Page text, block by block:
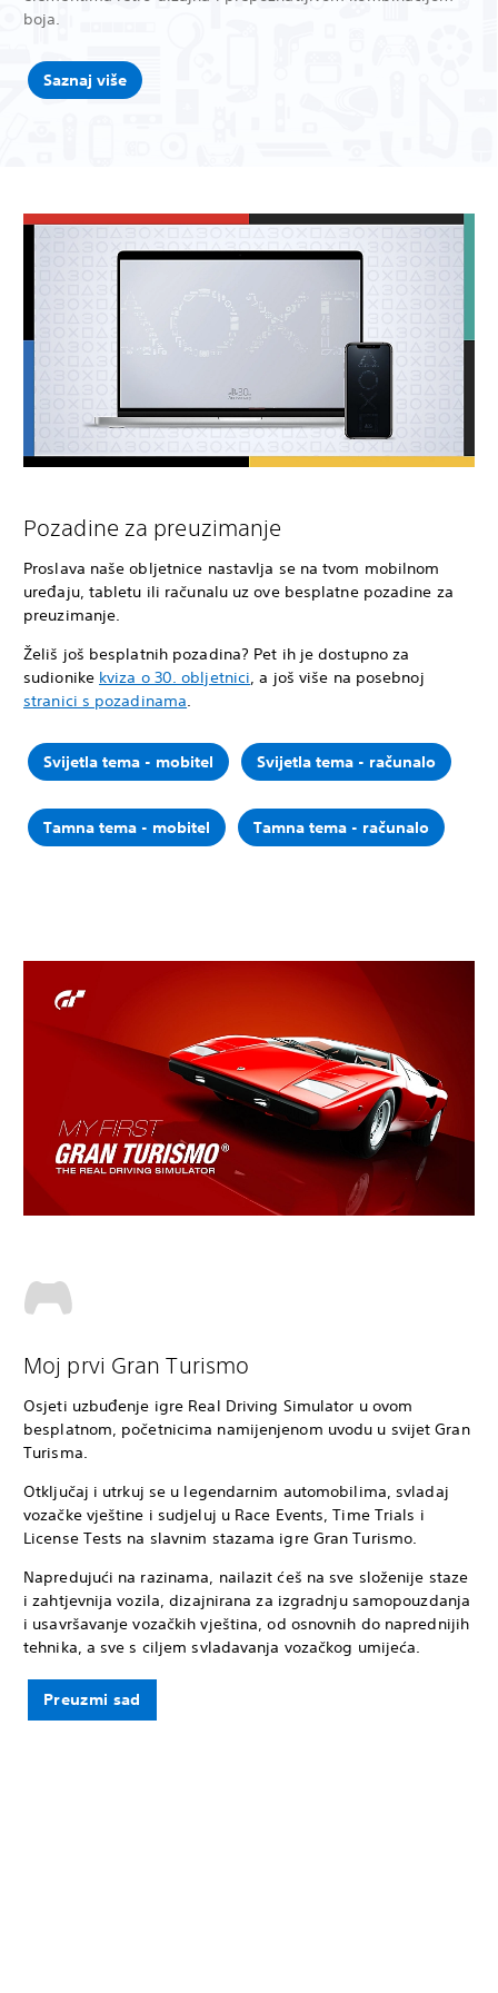
boja.
Saznaj više
Pozadine za preuzimanje
Proslava naše obljetnice nastavlja se na tvom mobilnom
uređaju, tabletu ili računalu uz ove besplatne pozadine za
preuzimanje.
Želiš još besplatnih pozadina? Pet ih je dostupno za
sudionike kviza o 30. obljetnici, a još više na posebnoj
stranici s pozadinama.
Svijetla tema - mobitel Svijetla tema - računalo
Tamna tema - mobitel Tamna tema - računalo
Moj prvi Gran Turismo
Osjeti uzbuđenje igre Real Driving Simulator u ovom
besplatnom, početnicima namijenjenom uvodu u svijet Gran
Turisma.
Otključaj i utrkuj se u legendarnim automobilima, svladaj
vozačke vještine i sudjeluj u Race Events, Time Trials i
License Tests na slavnim stazama igre Gran Turismo.
Napredujući na razinama, nailazit ćeš na sve složenije staze
i zahtjevnija vozila, dizajnirana za izgradnju samopouzdanja
i usavršavanje vozačkih vještina, od osnovnih do naprednijih
tehnika, a sve s ciljem svladavanja vozačkog umijeća.
Preuzmi sad